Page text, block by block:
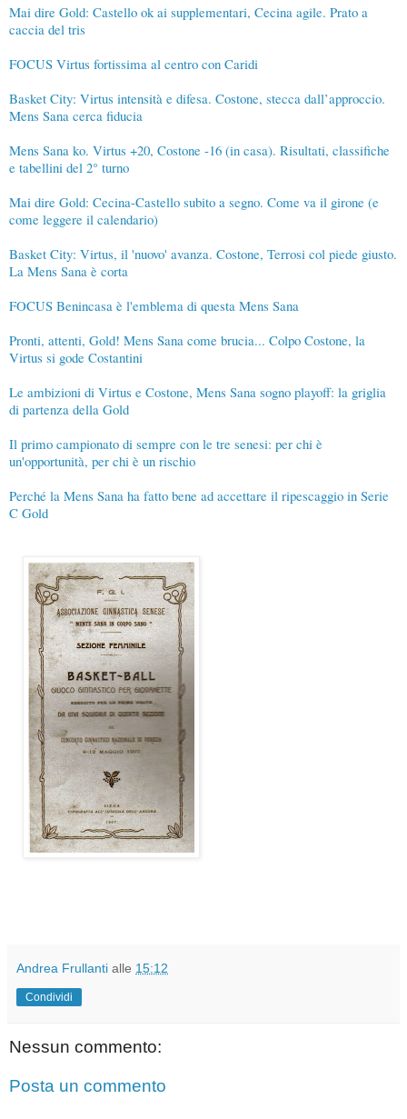
Mai dire Gold: Castello ok ai supplementari, Cecina agile. Prato a
caccia del tris
FOCUS Virtus fortissima al centro con Caridi
Basket City: Virtus intensità e difesa. Costone, stecca dall’approccio.
Mens Sana cerca fiducia
Mens Sana ko. Virtus +20, Costone -16 (in casa). Risultati, classifiche
e tabellini del 2° turno
Mai dire Gold: Cecina-Castello subito a segno. Come va il girone (e
come leggere il calendario)
Basket City: Virtus, il 'nuovo' avanza. Costone, Terrosi col piede giusto.
La Mens Sana è corta
FOCUS Benincasa è l'emblema di questa Mens Sana
Pronti, attenti, Gold! Mens Sana come brucia... Colpo Costone, la
Virtus si gode Costantini
Le ambizioni di Virtus e Costone, Mens Sana sogno playoff: la griglia
di partenza della Gold
Il primo campionato di sempre con le tre senesi: per chi è
un'opportunità, per chi è un rischio
Perché la Mens Sana ha fatto bene ad accettare il ripescaggio in Serie
C Gold
Andrea Frullanti alle 15:12
Condividi
Nessun commento:
Posta un commento